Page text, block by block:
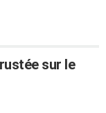
sur le